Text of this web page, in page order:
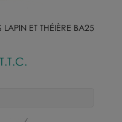
ET THÉIÈRE BA25
T.T.C.